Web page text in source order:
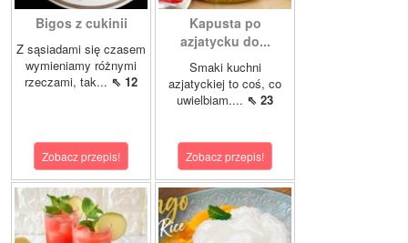
Bigos z cukinii
Z sąsiadami się czasem
wymieniamy różnymi
rzeczami, tak... ⇖ 12
Zobacz przepis!
Kapusta po
azjatycku do...
Smaki kuchni
azjatyckiej to coś, co
uwielbiam.... ⇖ 23
Zobacz przepis!